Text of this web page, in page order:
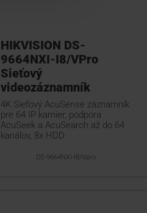
HIKVISION DS-
9664NXI-I8/VPro
Sieťový
videozáznamník
4K Sieťový AcuSense záznamník
pre 64 IP kamier, podpora
AcuSeek a AcuSearch až do 64
kanálov, 8x HDD
DS-9664NXI-I8/Vpro